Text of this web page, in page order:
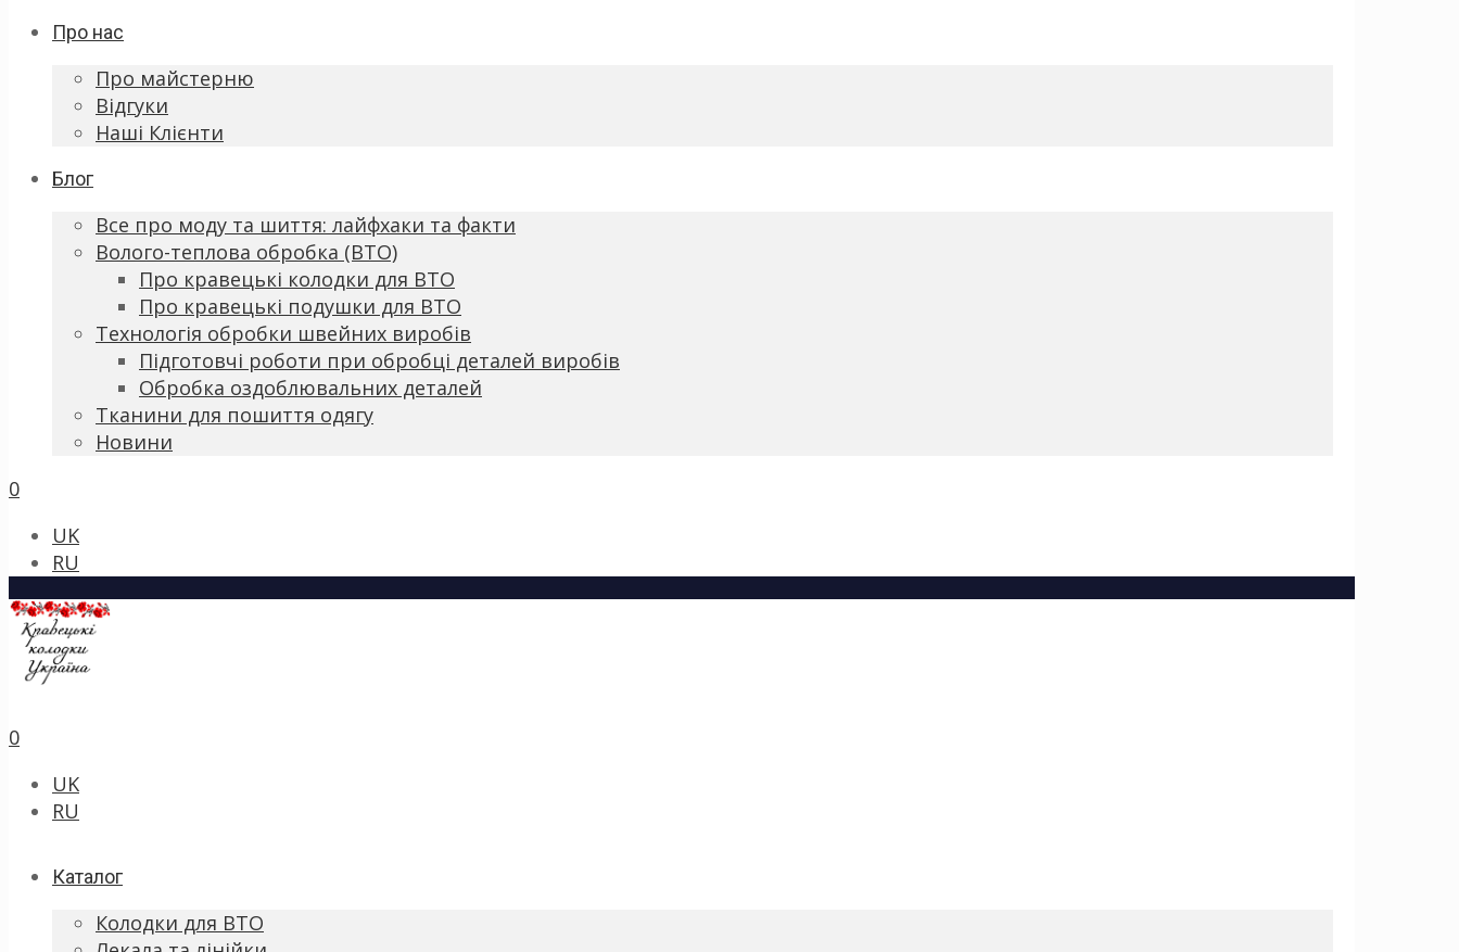
Про нас
Про майстерню
Відгуки
Наші Клієнти
Блог
Все про моду та шиття: лайфхаки та факти
Волого-теплова обробка (ВТО)
Про кравецькі колодки для ВТО
Про кравецькі подушки для ВТО
Технологія обробки швейних виробів
Підготовчі роботи при обробці деталей виробів
Обробка оздоблювальних деталей
Тканини для пошиття одягу
Новини
0
UK
RU
0
UK
RU
Каталог
Колодки для ВТО